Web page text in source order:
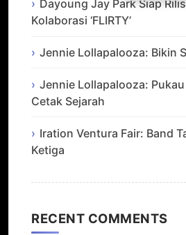
Dayoung Jay Park Siap
Kolaborasi ‘FLIRTY’
Jennie Lollapalooza: Bikin
Jennie Lollapalooza:
Cetak Sejarah
Iration Ventura Fair: Band
Ketiga
RECENT COMMENTS